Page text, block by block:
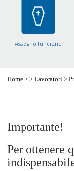
Assegno funerario
Home > > Lavoratori >
Importante!
Per ottenere